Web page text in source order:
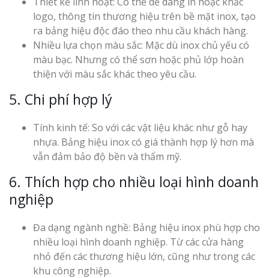
logo, thông tin thương hiệu trên bề mặt inox, tạo
ra bảng hiệu độc đáo theo nhu cầu khách hàng.
Nhiều lựa chọn màu sắc: Mặc dù inox chủ yếu có
màu bạc. Nhưng có thể sơn hoặc phủ lớp hoàn
thiện với màu sắc khác theo yêu cầu.
5. Chi phí hợp lý
Tính kinh tế: So với các vật liệu khác như gỗ hay
nhựa. Bảng hiệu inox có giá thành hợp lý hơn mà
vẫn đảm bảo độ bền và thẩm mỹ.
6. Thích hợp cho nhiều loại hình doanh
nghiệp
Đa dạng ngành nghề: Bảng hiệu inox phù hợp cho
nhiều loại hình doanh nghiệp. Từ các cửa hàng
nhỏ đến các thương hiệu lớn, cũng như trong các
khu công nghiệp.
Làm Biển
Nam Đàn Uy Tín Giá
Làm Biển
Mỹ Phẩm Vinh Thu
Hàng
Hiệu Shop
Nghệ An Đẹp
Làm Bảng
Thuốc Nghệ An Chuẩn